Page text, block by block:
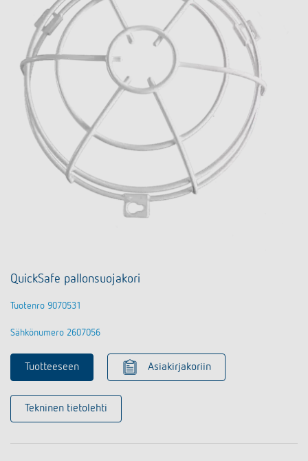
QuickSafe pallonsuojakori
Tuotenro 9070531
Sähkönumero 2607056
Tuotteeseen Asiakirjakoriin
Tekninen tietolehti